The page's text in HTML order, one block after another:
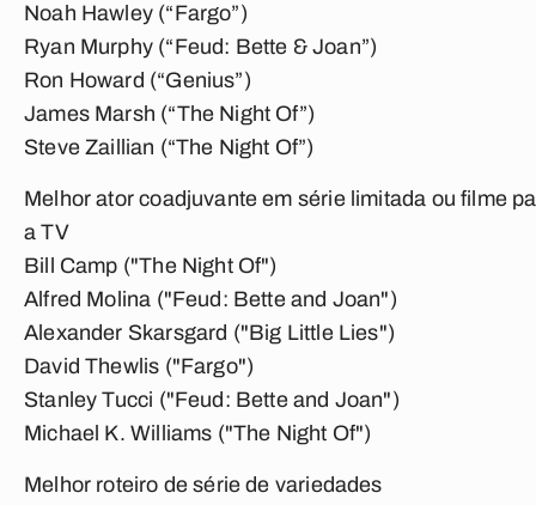
Noah Hawley (“Fargo”)
Ryan Murphy (“Feud: Bette & Joan”)
Ron Howard (“Genius”)
James Marsh (“The Night Of”)
Steve Zaillian (“The Night Of”)
Melhor ator coadjuvante em série limitada ou filme
a TV
Bill Camp ("The Night Of")
Alfred Molina ("Feud: Bette and Joan")
Alexander Skarsgard ("Big Little Lies")
David Thewlis ("Fargo")
Stanley Tucci ("Feud: Bette and Joan")
Michael K. Williams ("The Night Of")
Melhor roteiro de série de variedades